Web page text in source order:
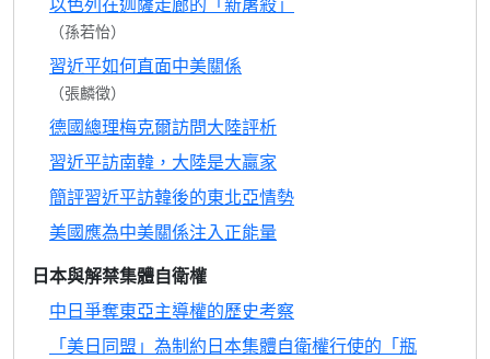
（孫若怡）
習近平如何直面中美關係
（張麟徵）
德國總理梅克爾訪問大陸評析
習近平訪南韓，大陸是大贏家
簡評習近平訪韓後的東北亞情勢
美國應為中美關係注入正能量
日本與解禁集體自衛權
中日爭奪東亞主導權的歷史考察
「美日同盟」為制約日本集體自衛權行使的「瓶